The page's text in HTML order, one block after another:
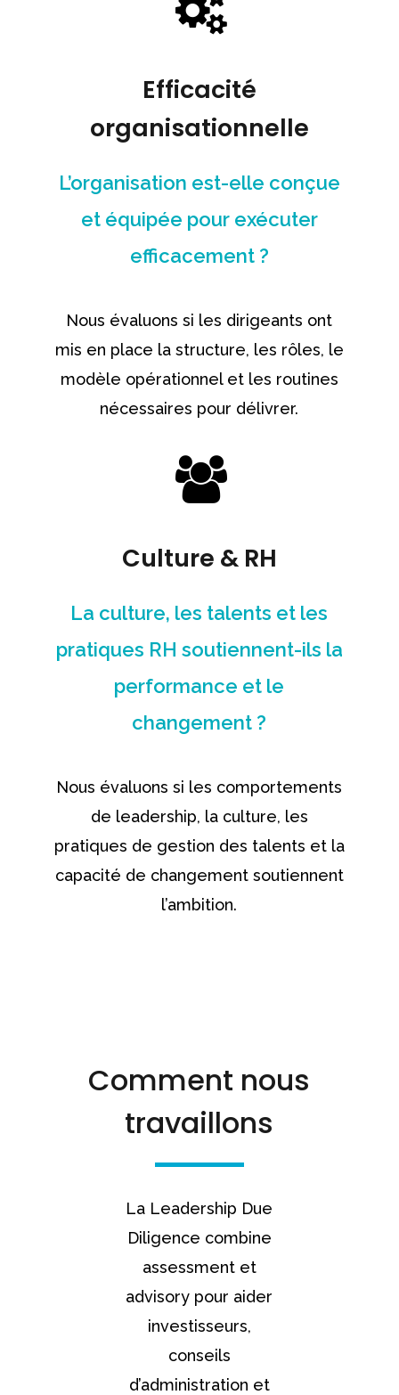
Efficacité
organisationnelle
L’organisation est-elle conçue
et équipée pour exécuter
efficacement ?
Nous évaluons si les dirigeants ont
mis en place la structure, les rôles, le
modèle opérationnel et les routines
nécessaires pour délivrer.
Culture & RH
La culture, les talents et les
pratiques RH soutiennent-ils la
performance et le
changement ?
Nous évaluons si les comportements
de leadership, la culture, les
pratiques de gestion des talents et la
capacité de changement soutiennent
l’ambition.
Comment nous
travaillons
La Leadership Due
Diligence combine
assessment et
advisory pour aider
investisseurs,
conseils
d’administration et